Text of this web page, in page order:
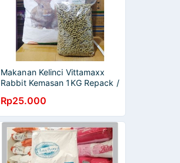
Makanan Kelinci Vittamaxx
Rabbit Kemasan 1KG Repack /
Rp25.000